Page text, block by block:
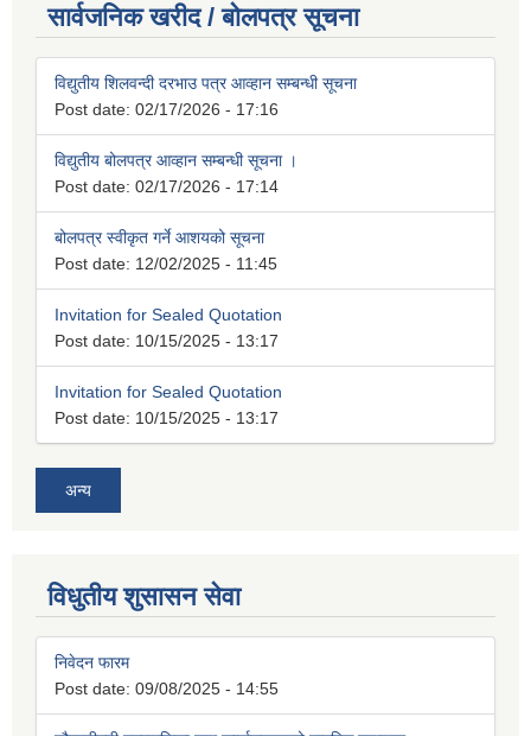
सार्वजनिक खरीद / बोलपत्र सूचना
विद्युतीय शिलवन्दी दरभाउ पत्र आव्हान सम्बन्धी सूचना
Post date: 02/17/2026 - 17:16
विद्युतीय बोलपत्र आव्हान सम्बन्धी सूचना ।
Post date: 02/17/2026 - 17:14
बोलपत्र स्वीकृत गर्ने आशयको सूचना
Post date: 12/02/2025 - 11:45
Invitation for Sealed Quotation
Post date: 10/15/2025 - 13:17
Invitation for Sealed Quotation
Post date: 10/15/2025 - 13:17
अन्य
विधुतीय शुसासन सेवा
निवेदन फारम
Post date: 09/08/2025 - 14:55